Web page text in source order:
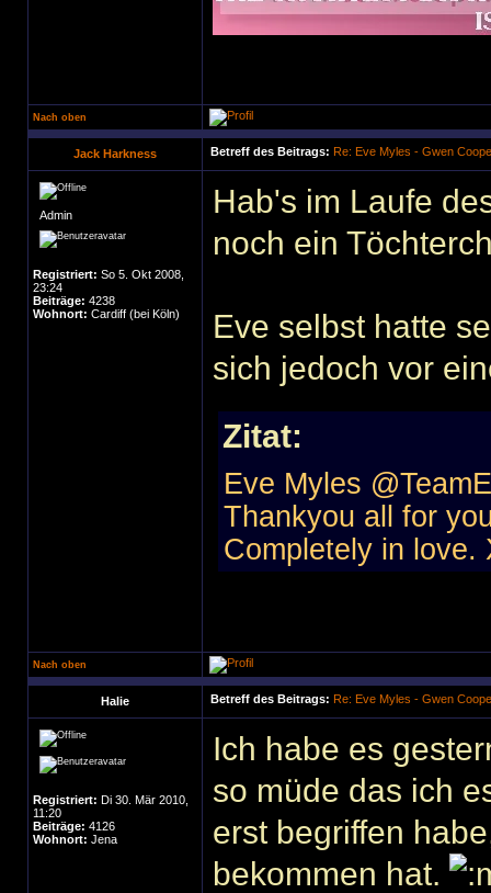
Nach oben
Jack Harkness Betreff des Beitrags: Re: Eve Myles - Gwen
Admin
Registriert: So 5. Okt 2008,
23:24
Beiträge: 4238
Wohnort: Cardiff (bei Köln)
Hab's im Laufe
noch ein
Eve selbst hatte
sich jedoch vor
Zitat:
Eve Myles
Thankyou all for
Completely in love.
Nach oben
Halie Betreff des Beitrags: Re: Eve Myles - Gwen
Registriert: Di 30. Mär 2010,
11:20
Beiträge: 4126
Wohnort: Jena
Ich habe es
so müde das ich
erst begriffen
bekommen hat.